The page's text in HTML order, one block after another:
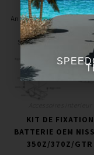
Marque:NISSAN
Année du véhicule
à
2003
Série:V6 3.5L / 3.7L /
KIT DE FIXATION
BATTERIE OEM
350Z/370Z/GTR